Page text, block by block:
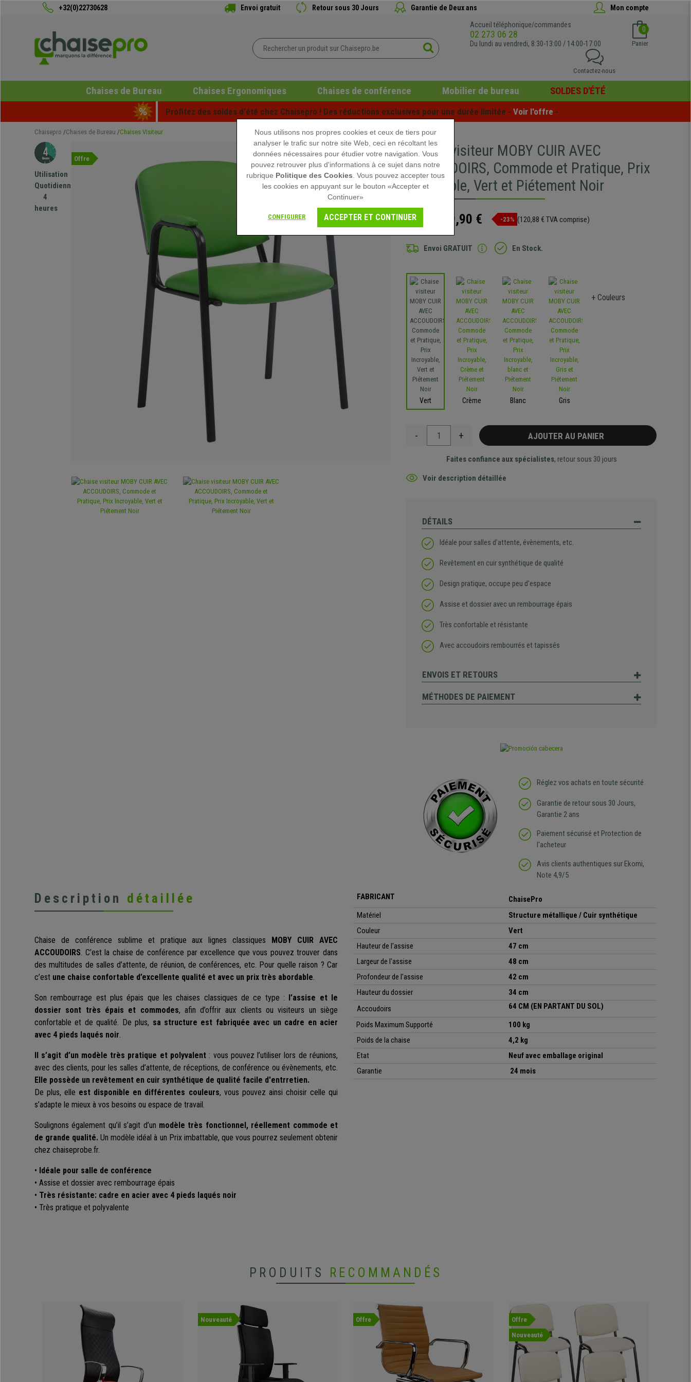
+32(0)22730628 Envoi gratuit Retour sous 30 Jours Garantie de Deux ans Mon compte
Accueil téléphonique/commandes
02 273 06 28
Du lundi au vendredi, 8:30-13:00 / 14:00-17:00
0
Panier
Contactez-nous
Chaises de Bureau Chaises Ergonomiques Chaises de conférence Mobilier de bureau SOLDES D'ÉTÉ
Profitez des soldes d'été chez Chaisepro ! Des réductions exclusives pour une durée limitée - Voir l'offre -
Chaisepro Chaises de Bureau Chaises Visiteur
Utilisation
Quotidienne
4
heures
Offre
Chaise visiteur MOBY CUIR AVEC
ACCOUDOIRS, Commode et Pratique, Prix
Incroyable, Vert et Piétement Noir
129,90 € 99,90 € -23% (120,88 € TVA comprise)
Envoi GRATUIT En Stock.
Vert Crème Blanc Gris
+ Couleurs
- + AJOUTER AU PANIER
Faites confiance aux spécialistes, retour sous 30 jours
Voir description détaillée
DÉTAILS
Idéale pour salles d’attente, évènements, etc.
Revêtement en cuir synthétique de qualité
Design pratique, occupe peu d'espace
Assise et dossier avec un rembourrage épais
Très confortable et résistante
Avec accoudoirs rembourrés et tapissés
ENVOIS ET RETOURS
MÉTHODES DE PAIEMENT
Réglez vos achats en toute sécurité
Garantie de retour sous 30 Jours,
Garantie 2 ans
Paiement sécurisé et Protection de
l'acheteur
Avis clients authentiques sur Ekomi,
Note 4,9/5
Description détaillée
Chaise de conférence sublime et pratique aux lignes classiques MOBY CUIR AVEC
ACCOUDOIRS. C’est la chaise de conférence par excellence que vous pouvez trouver dans
des multitudes de salles d’attente, de réunion, de conférences, etc. Pour quelle raison ? Car
c’est une chaise confortable d’excellente qualité et avec un prix très abordable.
Son rembourrage est plus épais que les chaises classiques de ce type : l’assise et le
dossier sont très épais et commodes, afin d’offrir aux clients ou visiteurs un siège
confortable et de qualité. De plus, sa structure est fabriquée avec un cadre en acier
avec 4 pieds laqués noir.
Il s’agit d’un modèle très pratique et polyvalent : vous pouvez l’utiliser lors de réunions,
avec des clients, pour les salles d’attente, de réceptions, de conférence ou évènements, etc.
Elle possède un revêtement en cuir synthétique de qualité facile d'entrretien.
De plus, elle est disponible en différentes couleurs, vous pouvez ainsi choisir celle qui
s’adapte le mieux à vos besoins ou espace de travail.
Soulignons également qu’il s’agit d’un modèle très fonctionnel, réellement commode et
de grande qualité. Un modèle idéal à un Prix imbattable, que vous pourrez seulement obtenir
chez chaiseprobe.fr.
• Idéale pour salle de conférence
• Assise et dossier avec rembourrage épais
• Très résistante: cadre en acier avec 4 pieds laqués noir
• Très pratique et polyvalente
FABRICANT
ChaisePro
Matériel
Structure métallique / Cuir synthétique
Couleur
Vert
Hauteur de l'assise
47 cm
Largeur de l'assise
48 cm
Profondeur de l'assise
42 cm
Hauteur du dossier
34 cm
Accoudoirs
64 CM (EN PARTANT DU SOL)
Poids Maximum Supporté
100 kg
Poids de la chaise
4,2 kg
Etat
Neuf avec emballage original
Garantie
24 mois
PRODUITS RECOMMANDÉS
Nouveauté Offre
Offre
Nouveauté
Nous utilisons nos propres cookies et ceux de tiers pour
analyser le trafic sur notre site Web, ceci en récoltant les
données nécessaires pour étudier votre navigation. Vous
pouvez retrouver plus d'informations à ce sujet dans notre
rubrique Politique des Cookies . Vous pouvez accepter tous
les cookies en appuyant sur le bouton «Accepter et
Continuer»
CONFIGURER ACCEPTER ET CONTINUER